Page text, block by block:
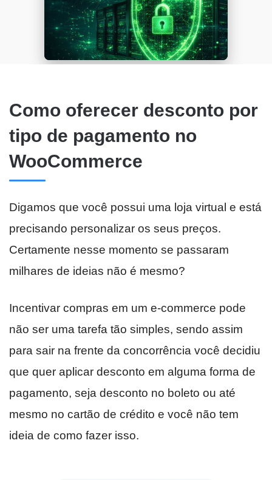
Como oferecer desconto por
tipo de pagamento no
WooCommerce
Digamos que você possui uma loja virtual e está
precisando personalizar os seus preços.
Certamente nesse momento se passaram
milhares de ideias não é mesmo?
Incentivar compras em um e-commerce pode
não ser uma tarefa tão simples, sendo assim
para sair na frente da concorrência você decidiu
que quer aplicar desconto em alguma forma de
pagamento, seja desconto no boleto ou até
mesmo no cartão de crédito e você não tem
ideia de como fazer isso.